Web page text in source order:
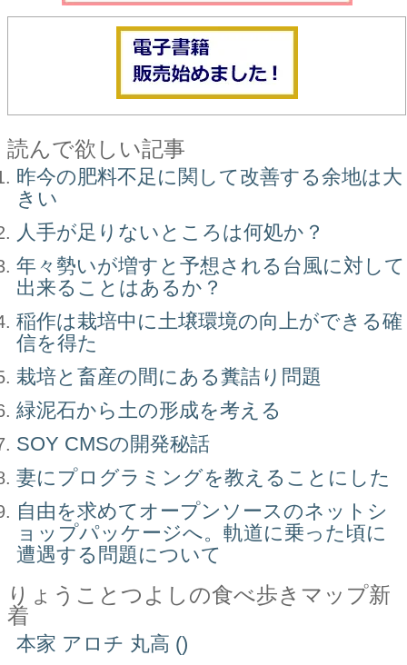
読んで欲しい記事
昨今の肥料不足に関して改善する余地は大
きい
人手が足りないところは何処か？
年々勢いが増すと予想される台風に対して
出来ることはあるか？
稲作は栽培中に土壌環境の向上ができる確
信を得た
栽培と畜産の間にある糞詰り問題
緑泥石から土の形成を考える
SOY CMSの開発秘話
妻にプログラミングを教えることにした
自由を求めてオープンソースのネットシ
ョップパッケージへ。軌道に乗った頃に
遭遇する問題について
りょうことつよしの食べ歩きマップ新
着
本家 アロチ 丸高 ()